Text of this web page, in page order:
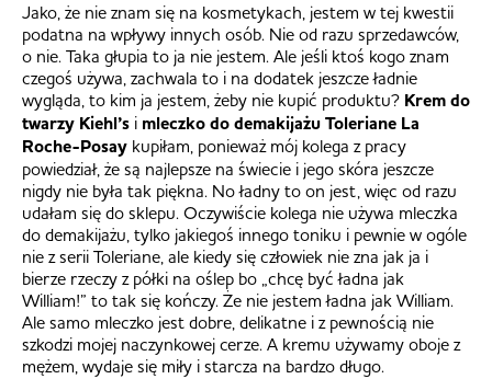
Jako, że nie znam się na kosmetykach, jestem w tej kwestii
podatna na wpływy innych osób. Nie od razu sprzedawców,
o nie. Taka głupia to ja nie jestem. Ale jeśli ktoś kogo znam
czegoś używa, zachwala to i na dodatek jeszcze ładnie
wygląda, to kim ja jestem, żeby nie kupić produktu? Krem do
twarzy Kiehl’s i mleczko do demakijażu Toleriane La
Roche-Posay kupiłam, ponieważ mój kolega z pracy
powiedział, że są najlepsze na świecie i jego skóra jeszcze
nigdy nie była tak piękna. No ładny to on jest, więc od razu
udałam się do sklepu. Oczywiście kolega nie używa mleczka
do demakijażu, tylko jakiegoś innego toniku i pewnie w ogóle
nie z serii Toleriane, ale kiedy się człowiek nie zna jak ja i
bierze rzeczy z półki na oślep bo „chcę być ładna jak
William!” to tak się kończy. Że nie jestem ładna jak William.
Ale samo mleczko jest dobre, delikatne i z pewnością nie
szkodzi mojej naczynkowej cerze. A kremu używamy oboje z
mężem, wydaje się miły i starcza na bardzo długo.